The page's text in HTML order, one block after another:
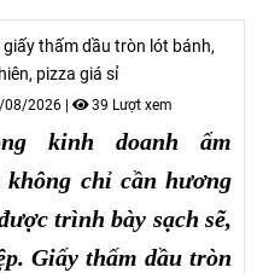
giấy thấm dầu tròn lót bánh,
pizza giá sỉ
2026 | 39 Lượt xem
kinh doanh ẩm
chỉ cần hương
trình bày sạch sẽ,
Giấy thấm dầu tròn